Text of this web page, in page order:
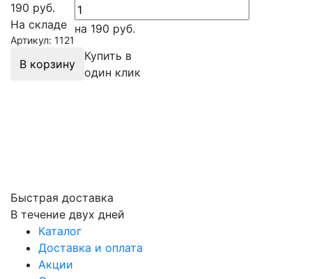
190 руб.
На складе
Артикул: 1121
на 190 руб.
В корзину
Купить в
один клик
Быстрая доставка
В течение двух дней
Каталог
Доставка и оплата
Акции